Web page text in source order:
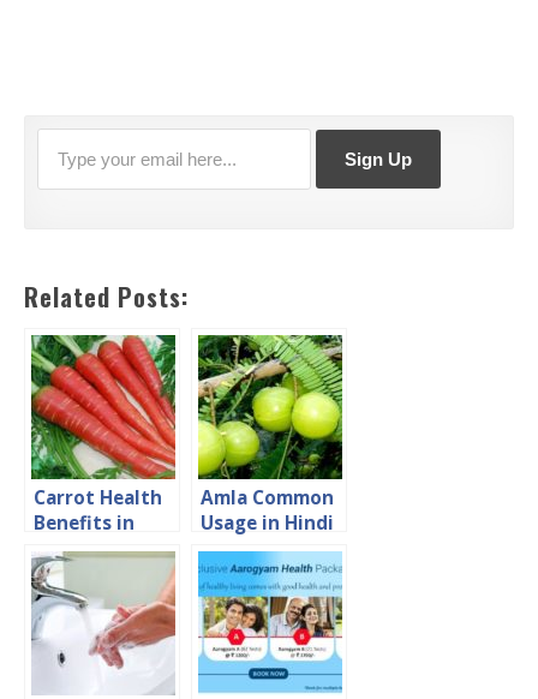
Related Posts:
Carrot Health
Benefits in
Hindi गाजर खाएं
सेहत बनाएं
Amla Common
Usage in Hindi
आंवला के कुछ सामान्य
प्रयोग